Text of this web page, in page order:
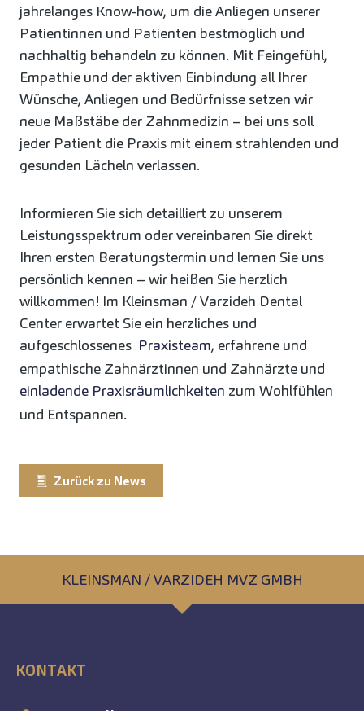
jahrelanges Know-how, um die Anliegen unserer
Patientinnen und Patienten bestmöglich und
nachhaltig behandeln zu können. Mit Feingefühl,
Empathie und der aktiven Einbindung all Ihrer
Wünsche, Anliegen und Bedürfnisse setzen wir
neue Maßstäbe der Zahnmedizin – bei uns soll
jeder Patient die Praxis mit einem strahlenden und
gesunden Lächeln verlassen.
Informieren Sie sich detailliert zu unserem
Leistungsspektrum oder vereinbaren Sie direkt
Ihren ersten Beratungstermin und lernen Sie uns
persönlich kennen – wir heißen Sie herzlich
willkommen! Im Kleinsman / Varzideh Dental
Center erwartet Sie ein herzliches und
aufgeschlossenes Praxisteam, erfahrene und
empathische Zahnärztinnen und Zahnärzte und
einladende Praxisräumlichkeiten zum Wohlfühlen
und Entspannen.
Zurück zu News
KLEINSMAN / VARZIDEH MVZ GMBH
KONTAKT